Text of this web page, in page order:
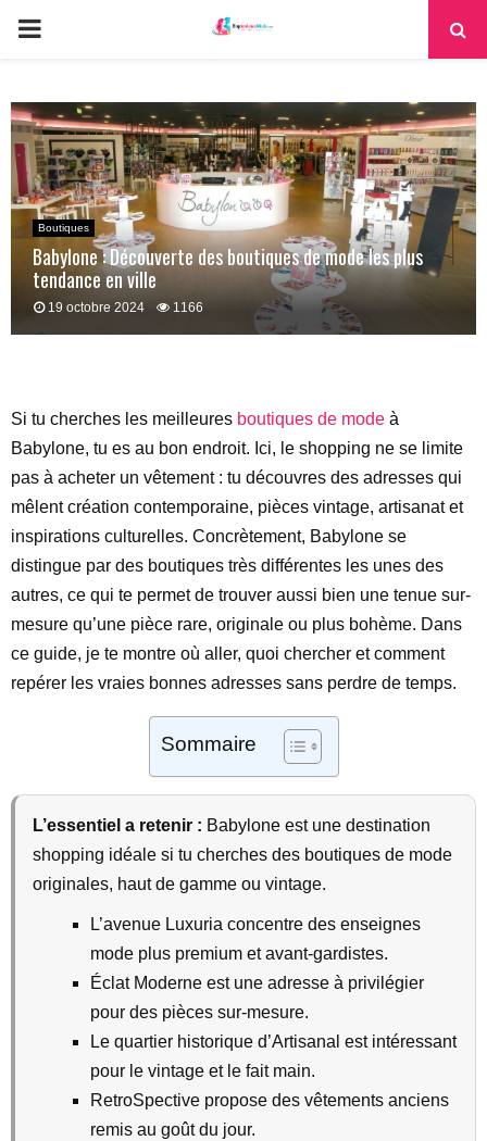
PRIMARY
Boutiques
Babylone : Découverte des boutiques de mode les plus
tendance en ville
19 octobre 2024 1166
Si tu cherches les meilleures boutiques de mode à
Babylone, tu es au bon endroit. Ici, le shopping ne se limite
pas à acheter un vêtement : tu découvres des adresses qui
mêlent création contemporaine, pièces vintage, artisanat et
inspirations culturelles. Concrètement, Babylone se
distingue par des boutiques très différentes les unes des
autres, ce qui te permet de trouver aussi bien une tenue sur-
mesure qu’une pièce rare, originale ou plus bohème. Dans
ce guide, je te montre où aller, quoi chercher et comment
repérer les vraies bonnes adresses sans perdre de temps.
Sommaire
L’essentiel a retenir : Babylone est une destination
shopping idéale si tu cherches des boutiques de mode
originales, haut de gamme ou vintage.
L’avenue Luxuria concentre des enseignes
mode plus premium et avant-gardistes.
Éclat Moderne est une adresse à privilégier
pour des pièces sur-mesure.
Le quartier historique d’Artisanal est intéressant
pour le vintage et le fait main.
RetroSpective propose des vêtements anciens
remis au goût du jour.